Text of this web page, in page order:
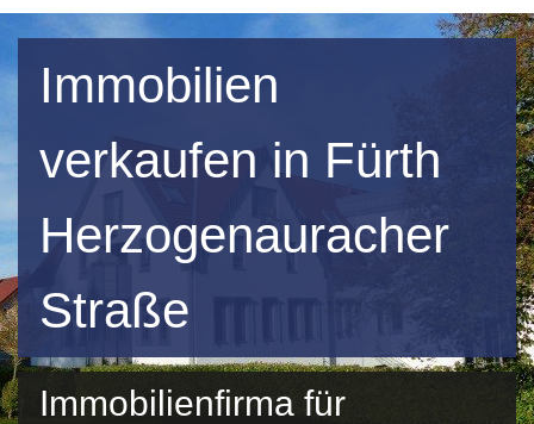
Immobilien
verkaufen in Fürth
Herzogenauracher
Straße
Immobilienfirma für